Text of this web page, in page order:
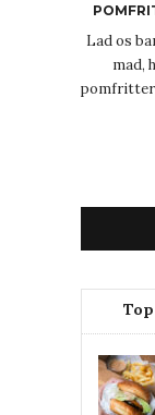
Lad os
mad,
pomfritter